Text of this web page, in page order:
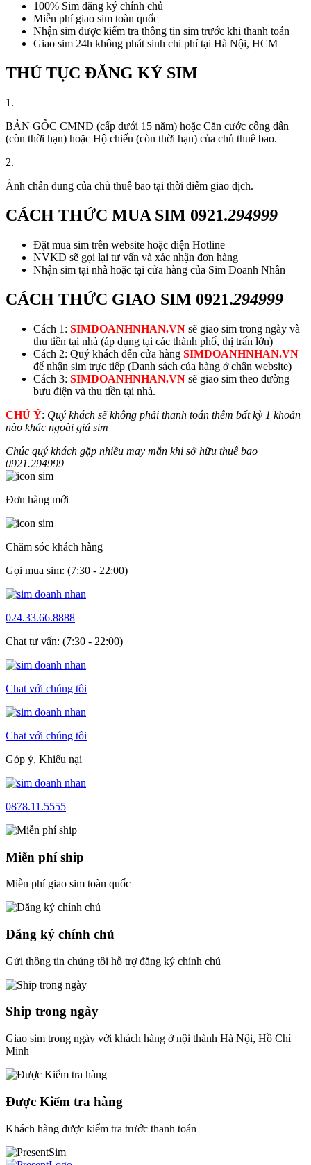
100% Sim đăng ký chính chủ
Miễn phí giao sim toàn quốc
Nhận sim được kiểm tra thông tin sim trước khi thanh toán
Giao sim 24h không phát sinh chi phí tại Hà Nội, HCM
THỦ TỤC ĐĂNG KÝ SIM
1.
BẢN GỐC CMND (cấp dưới 15 năm) hoặc Căn cước công dân
(còn thời hạn) hoặc Hộ chiếu (còn thời hạn) của chủ thuê bao.
2.
Ảnh chân dung của chủ thuê bao tại thời điểm giao dịch.
CÁCH THỨC MUA SIM 0921.294999
Đặt mua sim trên website hoặc điện Hotline
NVKD sẽ gọi lại tư vấn và xác nhận đơn hàng
Nhận sim tại nhà hoặc tại cửa hàng của Sim Doanh Nhân
CÁCH THỨC GIAO SIM 0921.294999
Cách 1: SIMDOANHNHAN.VN sẽ giao sim trong ngày và
thu tiền tại nhà (áp dụng tại các thành phố, thị trấn lớn)
Cách 2: Quý khách đến cửa hàng SIMDOANHNHAN.VN
để nhận sim trực tiếp (Danh sách của hàng ở chân website)
Cách 3: SIMDOANHNHAN.VN sẽ giao sim theo đường
bưu điện và thu tiền tại nhà.
CHÚ Ý: Quý khách sẽ không phải thanh toán thêm bất kỳ 1 khoản
nào khác ngoài giá sim
Chúc quý khách gặp nhiều may mắn khi sở hữu thuê bao
0921.294999
Đơn hàng mới
Chăm sóc khách hàng
Gọi mua sim: (7:30 - 22:00)
024.33.66.8888
Chat tư vấn: (7:30 - 22:00)
Chat với chúng tôi
Chat với chúng tôi
Góp ý, Khiếu nại
0878.11.5555
Miễn phí ship
Miễn phí giao sim toàn quốc
Đăng ký chính chủ
Gửi thông tin chúng tôi hỗ trợ đăng ký chính chủ
Ship trong ngày
Giao sim trong ngày với khách hàng ở nội thành Hà Nội, Hồ Chí
Minh
Được Kiểm tra hàng
Khách hàng được kiểm tra trước thanh toán